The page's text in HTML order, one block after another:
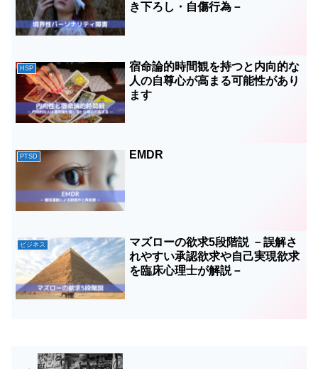
き下ろし・自傷行為－
HSP
宿命論的時間観を持つと内向的な
人の自尊心が高まる可能性があり
ます
PTSD EMDR
ビジネス
マズローの欲求5段階説 －誤解さ
れやすい承認欲求や自己実現欲求
を臨床心理士が解説－